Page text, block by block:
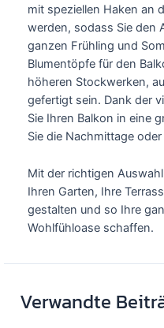
mit speziellen Haken an
werden, sodass Sie den
ganzen Frühling und
Blumentöpfe für den
höheren Stockwerken,
gefertigt sein. Dank der
Sie Ihren Balkon in eine
Sie die Nachmittage
Mit der richtigen
Ihren Garten, Ihre
gestalten und so Ihre
Wohlfühloase schaffen.
Verwandte